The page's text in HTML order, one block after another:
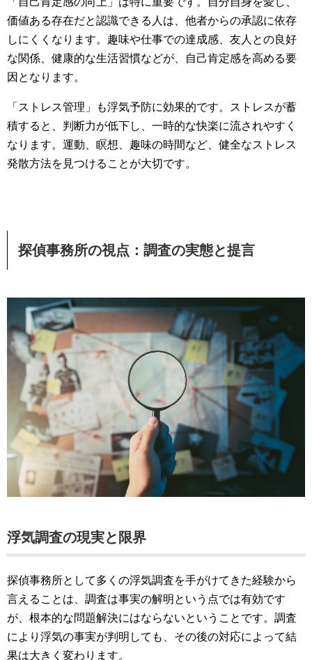
価値ある存在だと認識できる人は、他者からの承認に依存
しにくくなります。趣味や仕事での達成感、友人との良好
な関係、健康的な生活習慣などが、自己肯定感を高める要
因となります。
「ストレス管理」も浮気予防に効果的です。ストレスが蓄
積すると、判断力が低下し、一時的な快楽に流されやすく
なります。運動、瞑想、趣味の時間など、健全なストレス
発散方法を見つけることが大切です。
探偵事務所の視点：調査の実態と提言
浮気調査の現実と限界
探偵事務所として多くの浮気調査を手がけてきた経験から
言えることは、調査は事実の解明という点では有効です
が、根本的な問題解決にはならないということです。調査
により浮気の事実が判明しても、その後の対応によって結
果は大きく変わります。